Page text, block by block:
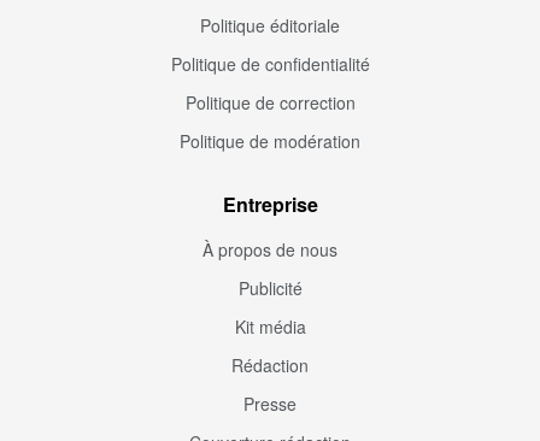
Politique éditoriale
Politique de confidentialité
Politique de correction
Politique de modération
Entreprise
À propos de nous
Publicité
Kit média
Rédaction
Presse